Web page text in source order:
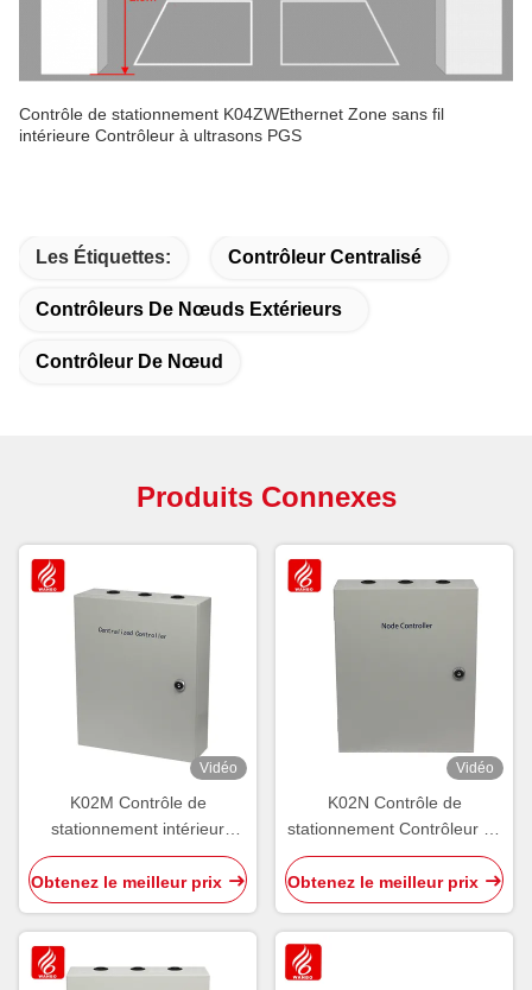
Contrôle de stationnement K04ZWEthernet Zone sans fil
intérieure Contrôleur à ultrasons PGS
Les Étiquettes: Contrôleur Centralisé
Contrôleurs De Nœuds Extérieurs
Contrôleur De Nœud
Produits Connexes
Vidéo
K02M Contrôle de
stationnement intérieur
contrôleur centralisé PGS
Core RS485 CAN Bus
Ultrasons
Obtenez le meilleur prix
Vidéo
K02N Contrôle de
stationnement Contrôleur de
nœud intérieur PGS
Direction NCU par ultrasons
intérieur
Obtenez le meilleur prix